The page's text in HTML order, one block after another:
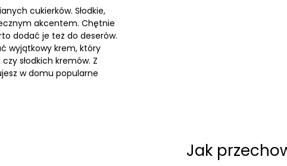
cukierków. Słodkie,
akcentem. Chętnie
dodać je też do deserów.
wyjątkowy krem, który
słodkich kremów. Z
w domu popularne
Jak